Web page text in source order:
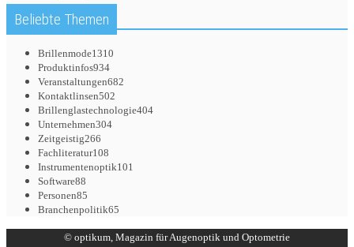
Beliebte Themen
Brillenmode1310
Produktinfos934
Veranstaltungen682
Kontaktlinsen502
Brillenglastechnologie404
Unternehmen304
Zeitgeistig266
Fachliteratur108
Instrumentenoptik101
Software88
Personen85
Branchenpolitik65
© optikum, Magazin für Augenoptik und Optometrie